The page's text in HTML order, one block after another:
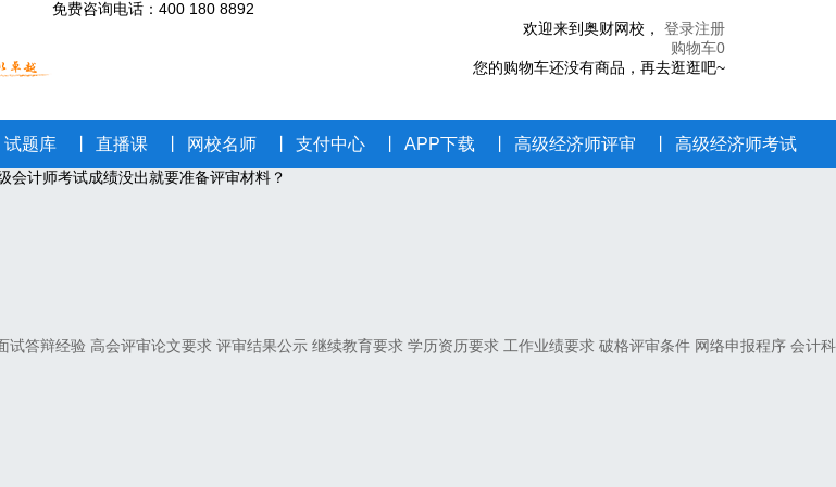
免费咨询电话 ：400 180 8892
欢迎来到奥财网校 ， 登录注册
购物车0
您的购物车还没有商品，再去逛逛吧~
试题库 直播课 网校名师 支付中心 APP下载 高级经济师评审 高级经济师考试
会计师考试成绩没出就要准备评审材料？
试答辩经验 高会评审论文要求 评审结果公示 继续教育要求 学历资历要求 工作业绩要求 破格评审条件 网络申报程序 会计科